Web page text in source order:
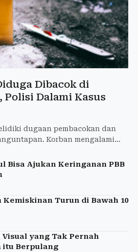
Dibacok di
Polisi Dalami Kasus
dugaan pembacokan dan
Korban mengalami
Bisa Ajukan Keringanan PBB
Turun di Bawah 10
Visual yang Tak Pernah
itu Berpulang